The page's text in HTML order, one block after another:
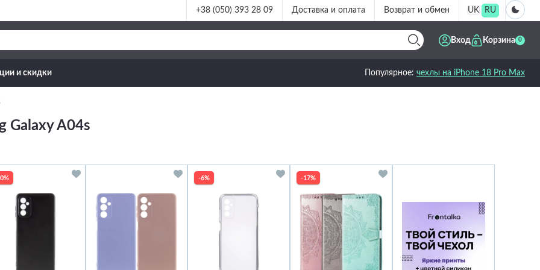
+38 (050) 393 28 09 Доставка и оплата Возврат и обмен UK RU
Вход Корзина 0
и скидки Популярное: чехлы на iPhone 18 Pro Max
Galaxy A04s
-6% -17%